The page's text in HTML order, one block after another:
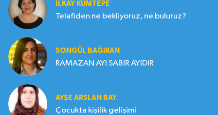
İLKAY KUMTEPE
Telafiden ne bekliyoruz, ne buluruz?
SONGÜL BAĞIRAN
RAMAZAN AYI SABIR AYIDIR
AYŞE ARSLAN BAY
Çocukta kişilik gelişimi